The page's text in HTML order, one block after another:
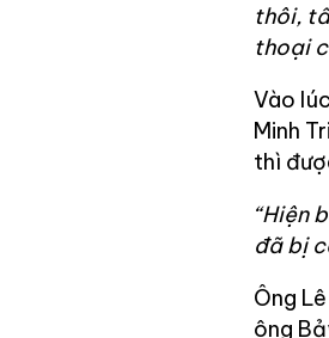
thôi,
thoại
Vào
Minh
thì
“Hiện
đã bị
Ông
ông